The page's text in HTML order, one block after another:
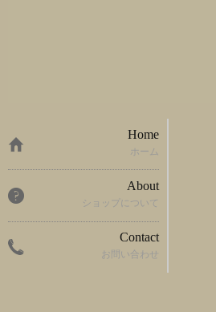
Home
ホーム
About
ショップについて
Contact
お問い合わせ